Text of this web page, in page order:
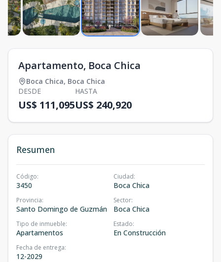
Apartamento, Boca Chica
Boca Chica, Boca Chica
DESDE
US$ 111,095
HASTA
US$ 240,920
Resumen
Código:
3450
Ciudad:
Boca Chica
Provincia:
Santo Domingo de Guzmán
Sector:
Boca Chica
Tipo de inmueble:
Apartamentos
Estado:
En Construcción
Fecha de entrega:
12-2029